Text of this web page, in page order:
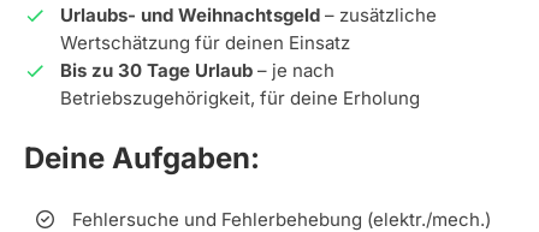
Urlaubs- und Weihnachtsgeld – zusätzliche
Wertschätzung für deinen Einsatz
Bis zu 30 Tage Urlaub – je nach
Betriebszugehörigkeit, für deine Erholung
Deine Aufgaben:
Fehlersuche und Fehlerbehebung (elektr./mech.)